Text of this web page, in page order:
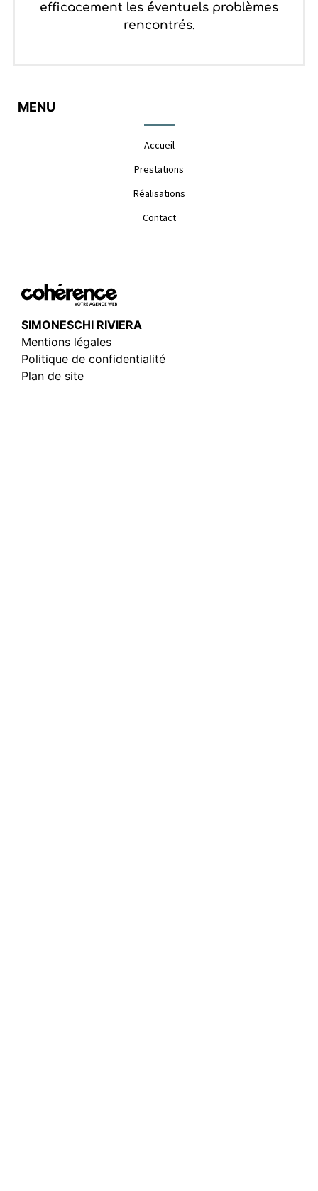
efficacement les éventuels problèmes
rencontrés.
MENU
Accueil
Prestations
Réalisations
Contact
SIMONESCHI RIVIERA
Mentions légales
Politique de confidentialité
Plan de site